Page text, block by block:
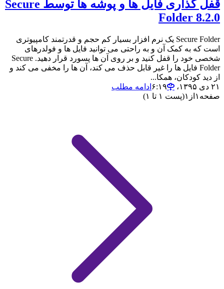
قفل گذاری فایل ها و پوشه ها توسط Secure
Folder 8.2.0
Secure Folder یک نرم افزار بسیار کم حجم و قدرتمند کامپیوتری
است که به کمک آن و به راحتی می توانید فایل ها و فولدرهای
شخصی خود را قفل کنید و بر روی آن ها پسورد قرار دهید. Secure
Folder فایل ها را غیر قابل حذف می کند، آن ها را مخفی می کند و
از دید کودکان، همکا...
۲۱ دی ۱۳۹۵،‏ ۶:۱۹
ادامه مطلب
صفحه ۱ از ۱(پست ۱ تا ۱)